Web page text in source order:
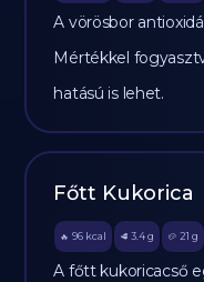
A vörösbor
Mértékkel
hatású is lehet.
Főtt Kukorica
🔥 96 kcal 🥩 3.4 g 🥔 21 g
A főtt kukoricacső